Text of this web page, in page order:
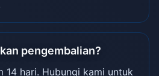
pengembalian?
14 hari. Hubungi kami untuk